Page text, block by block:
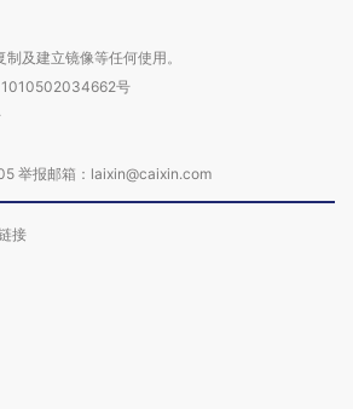
及建立镜像等任何使用。
号
举报邮箱：laixin@caixin.com
接